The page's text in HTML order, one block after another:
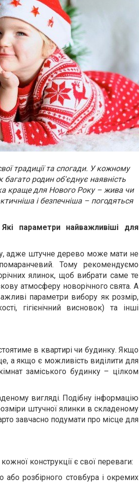
традиції та спогади. У кожному
багато родин об'єднує наявність
краще для Нового Року – жива чи
і безпечніша – погодяться
параметри найважливіші для
адже штучне дерево може мати не
Тому рекомендуємо
ялинок, щоб вибрати саме те
атмосферу новорічного свята. А
параметри вибору як розмір,
гігієнічний висновок) та інші
в квартирі чи будинку. Якщо
а якщо є можливість виділити для
заміського будинку – цілком
вигляді. Подібну інформацію
штучної ялинки в складеному
завчасно подумати про місце для
конструкції є свої переваги:
розбірного стовбура і окремих